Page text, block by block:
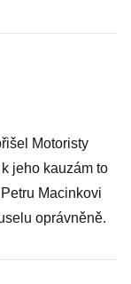
Motoristy
jeho kauzám to
Macinkovi
oprávněně.